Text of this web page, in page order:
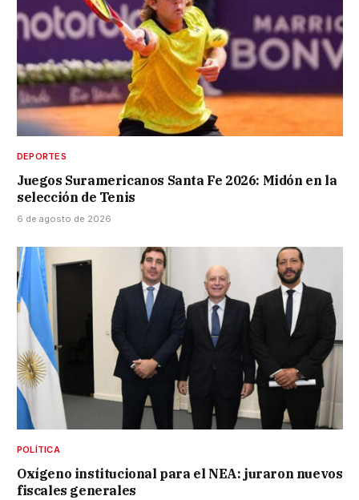
DEPORTES
Juegos Suramericanos Santa Fe 2026: Midón en la
selección de Tenis
6 de agosto de 2026
POLÍTICA
Oxígeno institucional para el NEA: juraron nuevos
fiscales generales